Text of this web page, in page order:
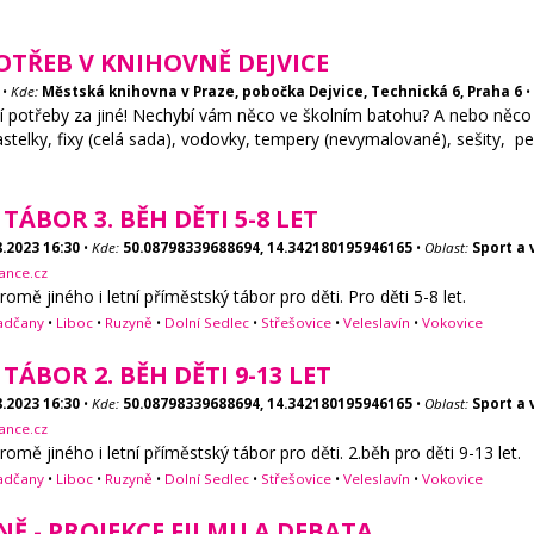
V KNIHOVNĚ DEJVICE
• Kde: Městská knihovna v Praze, pobočka Dejvice, Technická 6, Praha 6 •
za jiné! Nechybí vám něco ve školním batohu? A nebo
fixy (celá sada), vodovky, tempery (nevymalované), sešity,
3. BĚH DĚTI 5-8 LET
16:30 • Kde: 50.08798339688694, 14.342180195946165 • Oblast: Sport a
jiného i letní příměstský tábor pro děti. Pro děti 5-8 let.
• Liboc • Ruzyně • Dolní Sedlec • Střešovice • Veleslavín • Vokovice
2. BĚH DĚTI 9-13 LET
16:30 • Kde: 50.08798339688694, 14.342180195946165 • Oblast: Sport a
jiného i letní příměstský tábor pro děti. 2.běh pro děti 9-13 let.
• Liboc • Ruzyně • Dolní Sedlec • Střešovice • Veleslavín • Vokovice